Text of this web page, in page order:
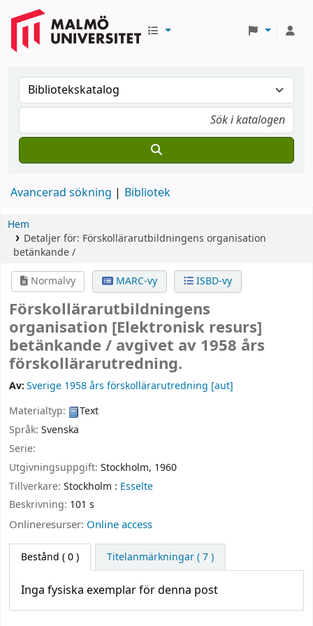
Avancerad sökning Bibliotek
Hem
Detaljer för: Förskollärarutbildningens organisation
betänkande /
Normalvy
MARC-vy ISBD-vy
Förskollärarutbildningens
organisation [Elektronisk resurs]
betänkande / avgivet av 1958 års
förskollärarutredning.
Av:Sverige 1958 års förskollärarutredning [aut]
Materialtyp:
Text
Språk: Svenska
Serie:
Utgivningsuppgift: Stockholm, 1960
Tillverkare: Stockholm : Esselte
Beskrivning: 101 s
Onlineresurser: Online access
Bestånd ( 0 ) Titelanmärkningar ( 7 )
Inga fysiska exemplar för denna post